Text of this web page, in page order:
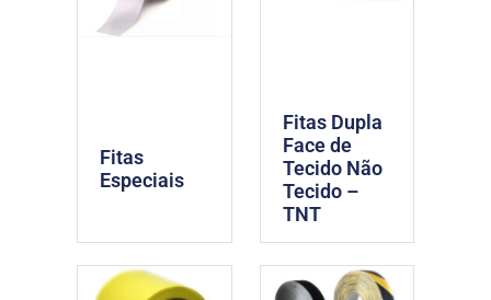
Fitas
Especiais
Fitas Dupla
Face de
Tecido Não
Tecido –
TNT